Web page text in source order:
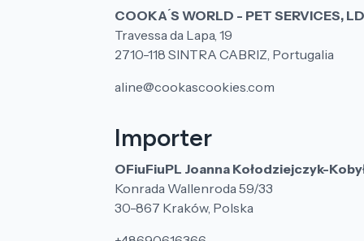
COOKA ́S WORLD - PET SERVICES,
Travessa da Lapa, 19
2710-118 SINTRA CABRIZ, Portugalia
aline@cookascookies.com
Importer
OFiuFiuPL Joanna Kołodziejczyk-
Konrada Wallenroda 59/33
30-867 Kraków, Polska